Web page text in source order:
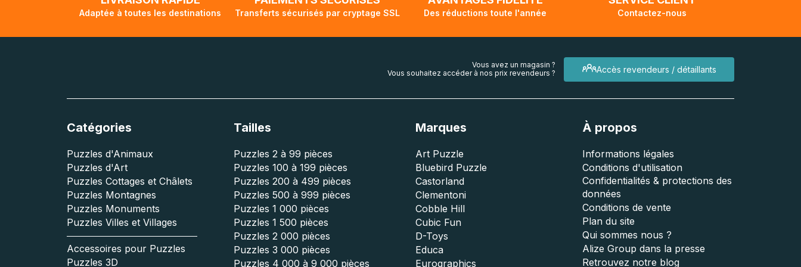
Adaptée à toutes les destinations Transferts sécurisés par cryptage SSL Des réductions toute l'année Contactez-nous
Accès revendeurs / détaillants
Vous avez un magasin ?
Vous souhaitez accéder à nos prix revendeurs ?
Catégories
Puzzles d'Animaux
Puzzles d'Art
Puzzles Cottages et Châlets
Puzzles Montagnes
Puzzles Monuments
Puzzles Villes et Villages
Accessoires pour Puzzles
Puzzles 3D
Tailles
Puzzles 2 à 99 pièces
Puzzles 100 à 199 pièces
Puzzles 200 à 499 pièces
Puzzles 500 à 999 pièces
Puzzles 1 000 pièces
Puzzles 1 500 pièces
Puzzles 2 000 pièces
Puzzles 3 000 pièces
Puzzles 4 000 à 9 000 pièces
Marques
Art Puzzle
Bluebird Puzzle
Castorland
Clementoni
Cobble Hill
Cubic Fun
D-Toys
Educa
Eurographics
À propos
Informations légales
Conditions d'utilisation
Confidentialités & protections des
données
Conditions de vente
Plan du site
Qui sommes nous ?
Alize Group dans la presse
Retrouvez notre blog